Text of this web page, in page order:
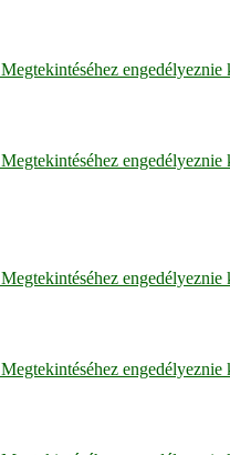
engedélyeznie
engedélyeznie
engedélyeznie
engedélyeznie